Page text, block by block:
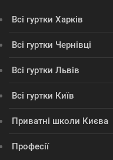
Всі гуртки Харків
Всі гуртки Чернівці
Всі гуртки Львів
Всі гуртки Київ
Приватні школи Києва
Професії